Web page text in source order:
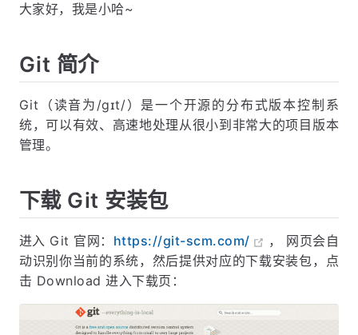
大家好，我是小哈~
Git 简介
Git（读音为/gɪt/）是一个开源的分布式版本控制系
统，可以有效、高速地处理从很小到非常大的项目版本
管理。
下载 Git 安装包
进入 Git 官网： https://git-scm.com/
， 网页会自
动识别你当前的系统，然后提供对应的下载安装包，点
击 Download 进入下载页：